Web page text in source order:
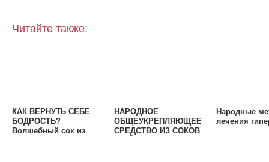
Читайте также:
КАК ВЕРНУТЬ СЕБЕ
БОДРОСТЬ?
Волшебный сок из
НАРОДНОЕ
ОБЩЕУКРЕПЛЯЮЩЕЕ
СРЕДСТВО ИЗ СОКОВ
Народные
лечения